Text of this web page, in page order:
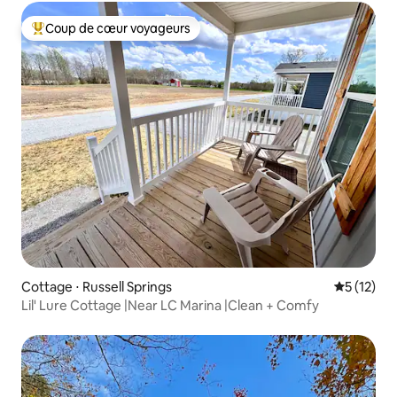
Coups de cœur voyageurs les plus appréciés
Coup de cœur voyageurs
Cottage ⋅ Russell Springs
5 (12)
Lil' Lure Cottage |Near LC Marina |Clean + Comfy